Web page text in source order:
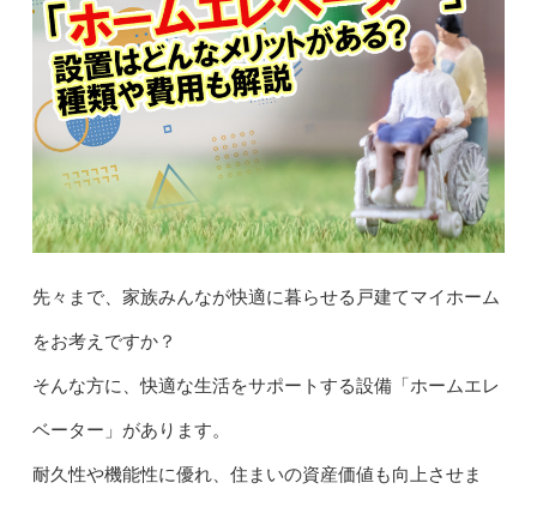
先々まで、家族みんなが快適に暮らせる戸建てマイホーム
をお考えですか？
そんな方に、快適な生活をサポートする設備「ホームエレ
ベーター」があります。
耐久性や機能性に優れ、住まいの資産価値も向上させま